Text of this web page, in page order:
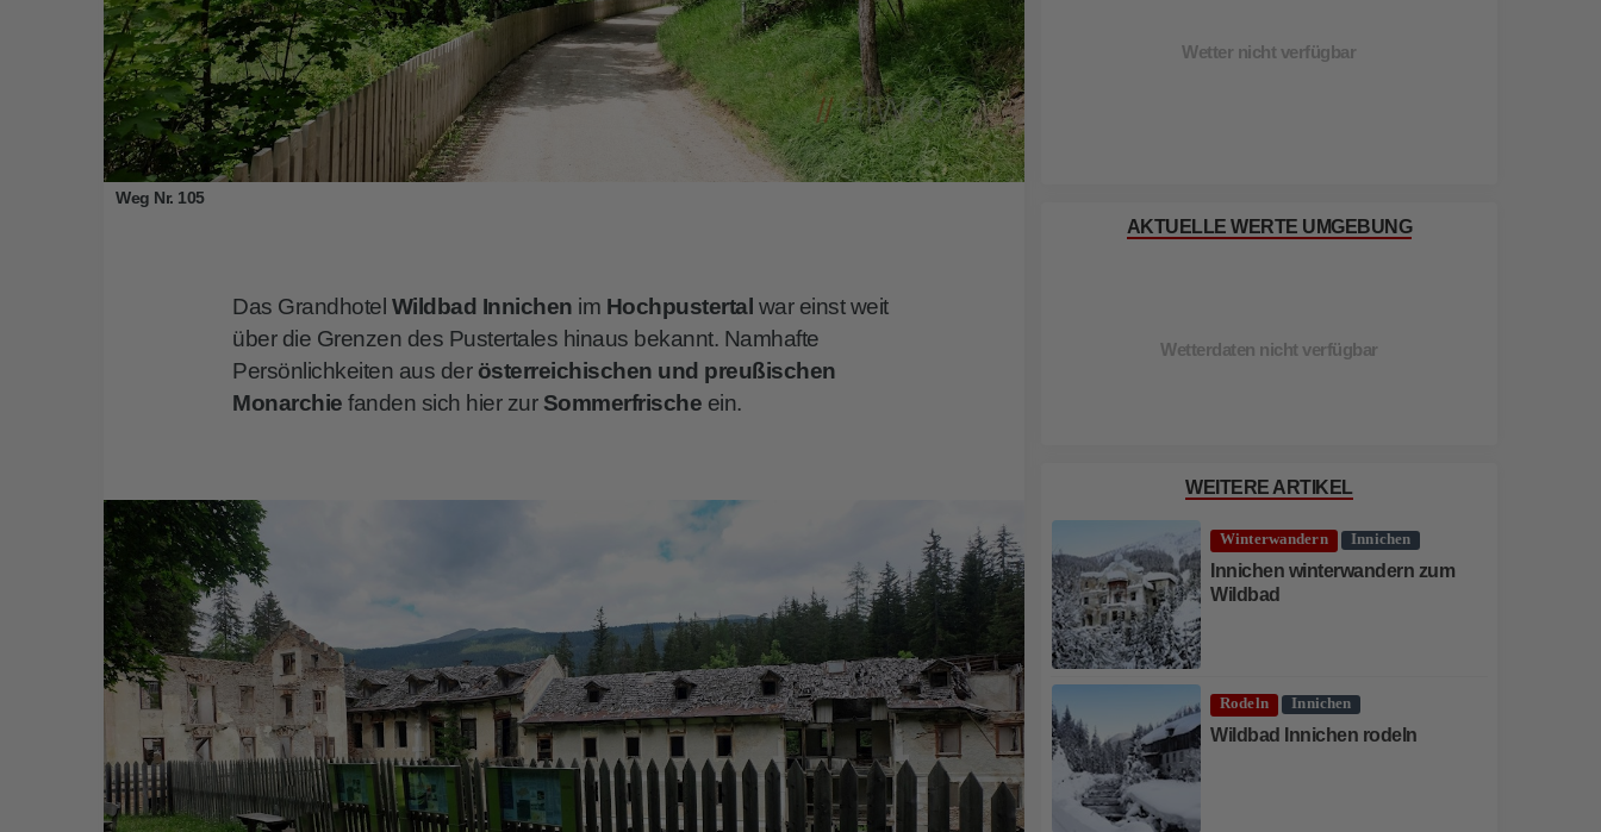
Weg Nr. 105
Das Grandhotel Wildbad Innichen im Hochpustertal war einst weit
über die Grenzen des Pustertales hinaus bekannt. Namhafte
Persönlichkeiten aus der österreichischen und preußischen
Monarchiefanden sich hier zur Sommerfrische ein.
Wetter nicht verfügbar
AKTUELLE WERTE UMGEBUNG
Wetterdaten nicht verfügbar
WEITERE ARTIKEL
Winterwandern Innichen
Innichen winterwandern zum
Wildbad
Rodeln Innichen
Wildbad Innichen rodeln